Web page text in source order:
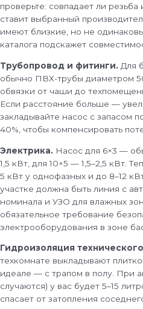
проверьте: совпадает ли
ставит выбранный
имеют близкие, но не
каталога подскажет
Трубопровод и фитинги. Для
обычно ПВХ-трубы диаметром
обвязки от чаши до
Если расстояние больше —
закладывайте насос с запасом
40%, чтобы компенсировать
Электрика. Насос для 6×3 —
1,5 кВт, для 10×5 — 1,5–2,5 кВт.
5 кВт у однофазных и до 8–12
участке должна быть линия с
номинала и УЗО для влажных
обязательное требование
электрооборудования в зоне
Гидроизоляция
техкомнате выкладывают
идеале — с трапом в полу. При
случаются) у вас будет 5–15
спасает от затопления